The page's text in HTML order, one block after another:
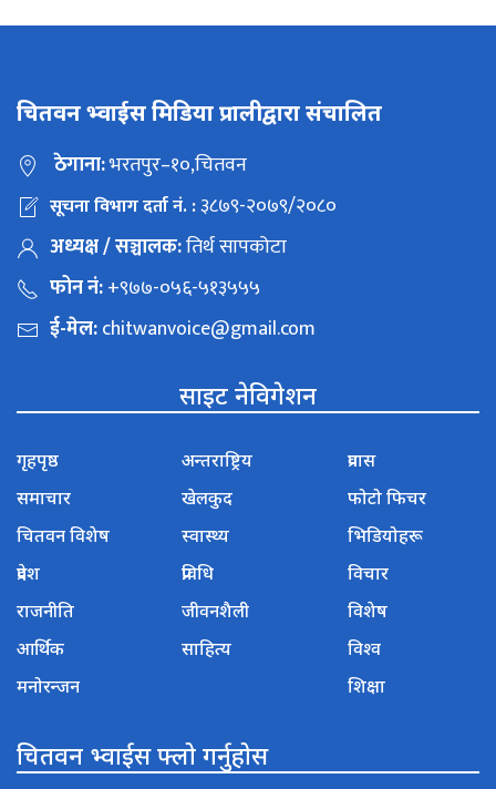
चितवन भ्वाईस मिडिया प्रालीद्वारा संचालित
ठेगाना:भरतपुर–१०,चितवन
सूचना विभाग दर्ता नं. :३८७९-२०७९/२०८०
अध्यक्ष / सञ्चालक:तिर्थ सापकोटा
फोन नं:+९७७-०५६-५१३५५५
ई-मेल:chitwanvoice@gmail.com
साइट नेविगेशन
गृहपृष्ठ
समाचार
चितवन विशेष
प्रदेश
राजनीति
आर्थिक
मनोरन्जन
अन्तराष्ट्रिय
खेलकुद
स्वास्थ्य
प्रविधि
जीवनशैली
साहित्य
प्रवास
फोटो फिचर
भिडियोहरू
विचार
विशेष
विश्व
शिक्षा
चितवन भ्वाईस फ्लो गर्नुहोस